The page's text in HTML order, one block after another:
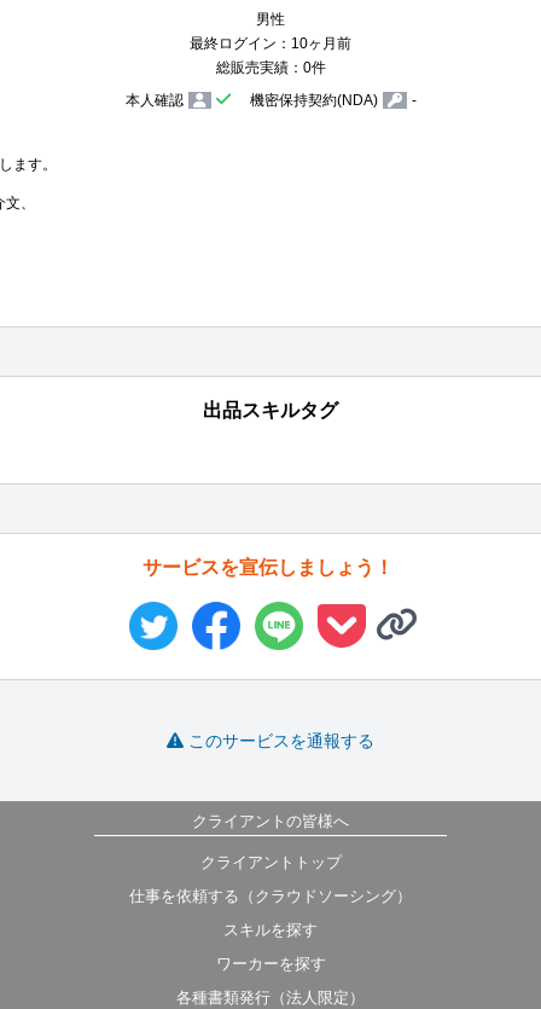
男性
最終ログイン：10ヶ月前
総販売実績：0件
本人確認
機密保持契約(NDA) -
ます。
、
出品スキルタグ
サービスを宣伝しましょう！
このサービスを通報する
クライアントの皆様へ
クライアントトップ
仕事を依頼する（クラウドソーシング）
スキルを探す
ワーカーを探す
各種書類発行（法人限定）